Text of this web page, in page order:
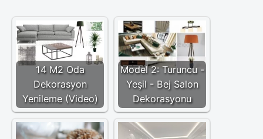
14 M2 Oda
Dekorasyon
Yenileme (Video)
Model 2: Turuncu -
Yeşil - Bej Salon
Dekorasyonu